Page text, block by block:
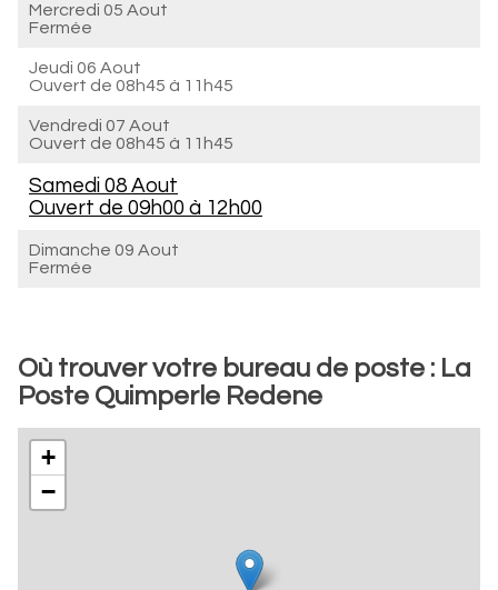
Mercredi 05 Aout
Fermée
Jeudi 06 Aout
Ouvert de 08h45 à 11h45
Vendredi 07 Aout
Ouvert de 08h45 à 11h45
Samedi 08 Aout
Ouvert de 09h00 à 12h00
Dimanche 09 Aout
Fermée
Où trouver votre bureau de poste : La
Poste Quimperle Redene
+
−